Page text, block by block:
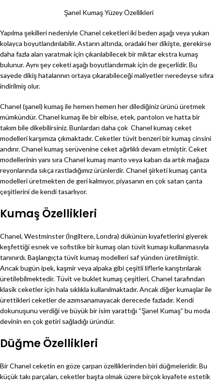
Şanel Kumaş Yüzey Özellikleri
Yapılma şekilleri nedeniyle Chanel ceketleri iki beden aşağı veya yukarı
kolayca boyutlandırılabilir. Astarın altında, oradaki her dikişte, gerekirse
daha fazla alan yaratmak için çıkarılabilecek bir miktar ekstra kumaş
bulunur. Aynı şey ceketi aşağı boyutlandırmak için de geçerlidir. Bu
sayede dikiş hatalarının ortaya çıkarabileceği maliyetler neredeyse sıfıra
indirilmiş olur.
Chanel (şanel) kumaş ile hemen hemen her dilediğiniz ürünü üretmek
mümkündür. Chanel kumaş ile bir elbise, etek, pantolon ve hatta bir
takım bile dikebilirsiniz. Bunlardan daha çok Chanel kumaş ceket
modelleri karşımıza çıkmaktadır. Ceketler tüvit benzeri bir kumaş cinsini
andırır. Chanel kumaş serüvenine ceket ağırlıklı devam etmiştir. Ceket
modellerinin yanı sıra Chanel kumaş manto veya kaban da artık mağaza
reyonlarında sıkça rastladığımız ürünlerdir. Chanel şirketi kumaş çanta
modelleri üretmekten de geri kalmıyor, piyasanın en çok satan çanta
çeşitlerini de kendi tasarlıyor.
Kumaş Özellikleri
Chanel, Westminster (İngiltere, Londra) dükünün kıyafetlerini giyerek
keşfettiği esnek ve sofistike bir kumaş olan tüvit kumaşı kullanmasıyla
tanınırdı. Başlangıçta tüvit kumaş modelleri saf yünden üretilmiştir.
Ancak bugün ipek, kaşmir veya alpaka gibi çeşitli liflerle karıştırılarak
üretilebilmektedir. Tüvit ve buklet kumaş çeşitleri, Chanel tarafından
klasik ceketler için hala sıklıkla kullanılmaktadır. Ancak diğer kumaşlar ile
ürettikleri ceketler de azımsanamayacak derecede fazladır. Kendi
dokunuşunu verdiği ve büyük bir isim yarattığı “Şanel Kumaş” bu moda
devinin en çok getiri sağladığı üründür.
Düğme Özellikleri
Bir Chanel ceketin en göze çarpan özelliklerinden biri düğmeleridir. Bu
küçük takı parçaları, ceketler başta olmak üzere birçok kıyafete estetik